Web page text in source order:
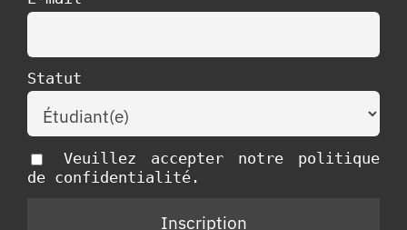
Statut
Veuillez accepter notre politique
de confidentialité.